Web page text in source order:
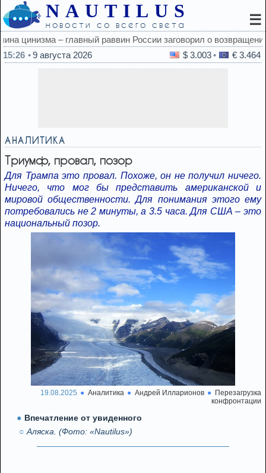
NAUTILUS
новости со всего света ☰
о возвращении евреев
15:26
9 августа 2026 $ 3.003 € 3.464
АНАЛИТИКА
Триумф, провал, позор
Для Трампа это провал. Похоже, он не получил ничего.
Ничего, что мог бы представить американской и
мировой общественности. Для понимания этого ему
потребовались не 2 минуты, а 3.5 часа. Для США – это
национальный позор.
19.08.2025 Аналитика Андрей Илларионов
Перезагрузка
конфронтации
Впечатление от увиденного
Аляска. (Фото: «Nautilus»)